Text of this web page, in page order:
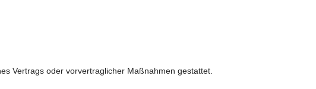
Vertrags oder vorvertraglicher Maßnahmen gestattet.